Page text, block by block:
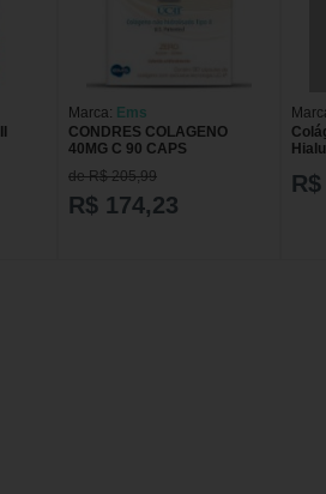
Marca: Ems
CONDRES COLAGENO
40MG C 90 CAPS
de R$ 205,99
R$ 174,23